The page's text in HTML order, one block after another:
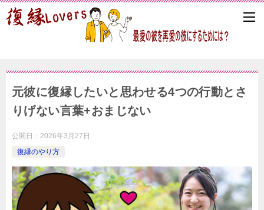
元彼に復縁したいと思わせる4つの行動とさ
りげない言葉+おまじない
公開日： 2026年3月27日
復縁のやり方